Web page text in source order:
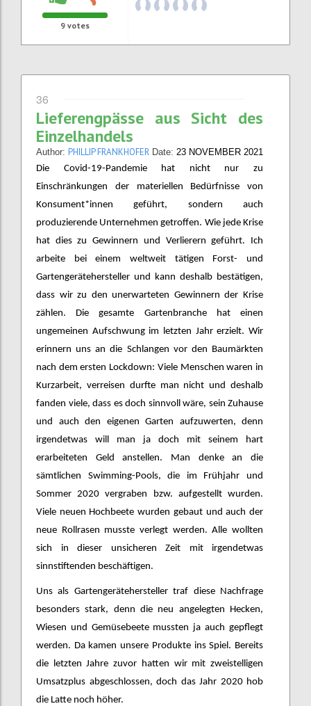
9 votes
36
Lieferengpässe aus Sicht des
Einzelhandels
Author: PHILLIP FRANKHOFER Date: 23 NOVEMBER 2021
Die Covid-19-Pandemie hat nicht nur zu
Einschränkungen der materiellen Bedürfnisse von
Konsument*innen geführt, sondern auch
produzierende Unternehmen getroffen. Wie jede Krise
hat dies zu Gewinnern und Verlierern geführt. Ich
arbeite bei einem weltweit tätigen Forst- und
Gartengerätehersteller und kann deshalb bestätigen,
dass wir zu den unerwarteten Gewinnern der Krise
zählen. Die gesamte Gartenbranche hat einen
ungemeinen Aufschwung im letzten Jahr erzielt. Wir
erinnern uns an die Schlangen vor den Baumärkten
nach dem ersten Lockdown: Viele Menschen waren in
Kurzarbeit, verreisen durfte man nicht und deshalb
fanden viele, dass es doch sinnvoll wäre, sein Zuhause
und auch den eigenen Garten aufzuwerten, denn
irgendetwas will man ja doch mit seinem hart
erarbeiteten Geld anstellen. Man denke an die
sämtlichen Swimming-Pools, die im Frühjahr und
Sommer 2020 vergraben bzw. aufgestellt wurden.
Viele neuen Hochbeete wurden gebaut und auch der
neue Rollrasen musste verlegt werden. Alle wollten
sich in dieser unsicheren Zeit mit irgendetwas
sinnstiftenden beschäftigen.
Uns als Gartengerätehersteller traf diese Nachfrage
besonders stark, denn die neu angelegten Hecken,
Wiesen und Gemüsebeete mussten ja auch gepflegt
werden. Da kamen unsere Produkte ins Spiel. Bereits
die letzten Jahre zuvor hatten wir mit zweistelligen
Umsatzplus abgeschlossen, doch das Jahr 2020 hob
die Latte noch höher.